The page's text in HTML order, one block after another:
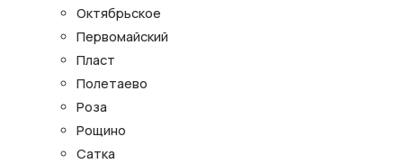
Октябрьское
Первомайский
Пласт
Полетаево
Роза
Рощино
Сатка